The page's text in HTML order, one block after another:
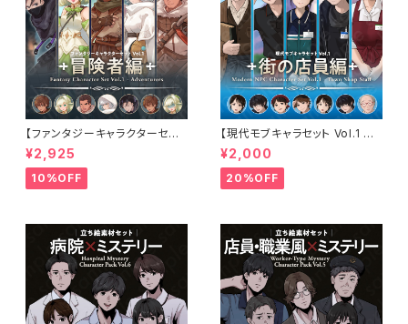
【ファンタジーキャラクターセット
Vol.1 冒険者編】冒険者・弓使
い・戦士・僧侶・アサシンの立ち
絵素材5人セット・表情差分あり
¥2,925
10%OFF
【現代モブキャラセット Vol.1 街
の店員編】コンビニ・ファストフ
ード・スーパー・古本屋・オタク
店員の立ち絵素材5人セット・表
情差分あり
¥2,000
20%OFF